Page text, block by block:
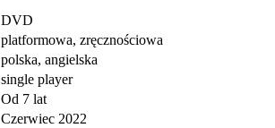
DVD
platformowa, zręcznościowa
polska, angielska
single player
Od 7 lat
Czerwiec 2022